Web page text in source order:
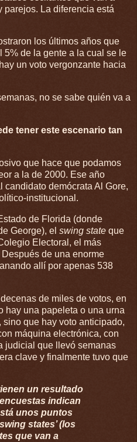
parejos. La diferencia está
los últimos años que
5% de la gente a la cual se le
un voto vergonzante hacia
no se sabe quién va a
tener este escenario tan
que hace que podamos
a la de 2000. Ese año
demócrata Al Gore,
institucional.
de Florida (donde
George), el swing state que
Electoral, el más
de una enorme
allí por apenas 538
de miles de votos, en
hay una papeleta o una urna
que hay voto anticipado,
máquina electrónica, con
judicial que llevó semanas
clave y finalmente tuvo que
un resultado
indican
unos puntos
states’ (los
que van a